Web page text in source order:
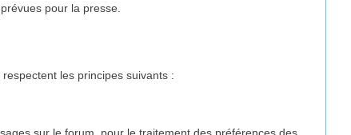
pour la presse.
les principes suivants :